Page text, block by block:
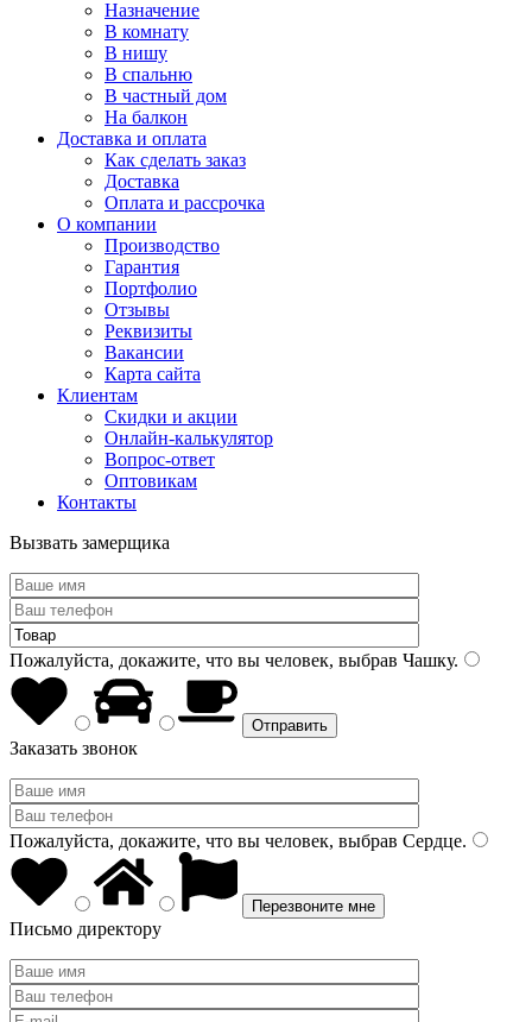
Назначение
В комнату
В нишу
В спальню
В частный дом
На балкон
Доставка и оплата
Как сделать заказ
Доставка
Оплата и рассрочка
О компании
Производство
Гарантия
Портфолио
Отзывы
Реквизиты
Вакансии
Карта сайта
Клиентам
Скидки и акции
Онлайн-калькулятор
Вопрос-ответ
Оптовикам
Контакты
Вызвать замерщика
Пожалуйста, докажите, что вы человек, выбрав Чашку.
Заказать звонок
Пожалуйста, докажите, что вы человек, выбрав Сердце.
Письмо директору